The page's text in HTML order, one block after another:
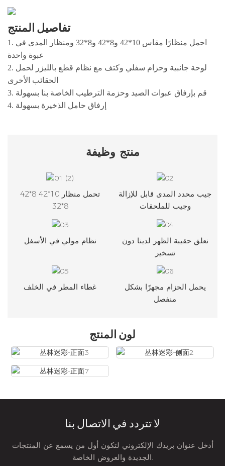
تفاصيل المنتج
1. احمل منظارًا مقاس 10*42 و8*42 و8*32 ومنظار المدى في
2. لوحة جانبية وحزام سفلي وكتف مع نظام قطع بالليزر لحمل
3. قم بإرفاق عبوات الصيد وحزمة الترطيب الخاصة بنا بسهولة
4. إرفاق حامل الذخيرة بسهولة
منتج وظيفة
تحمل منظار 10*42 8*42
8*32
جيب محدد المدى قابل للإزالة
وجيب للملحقات
نظام مولي في الأسفل
نعلق حقيبة الظهر لدينا دون
تسخير
غطاء المطر في الخلف
يحمل الحزام مجهرًا بشكل
منفصل
لون المنتج
لا تتردد في الاتصال بنا
أدخل عنوان بريدك الإلكتروني لتكون أول من يسمع عن المنتجات
الجديدة والعروض الخاصة.